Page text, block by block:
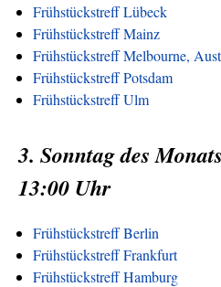
Frühstückstreff Lübeck
Frühstückstreff Mainz
Frühstückstreff Melbourne,
Frühstückstreff Potsdam
Frühstückstreff Ulm
3. Sonntag des
13:00 Uhr
Frühstückstreff Berlin
Frühstückstreff Frankfurt
Frühstückstreff Hamburg